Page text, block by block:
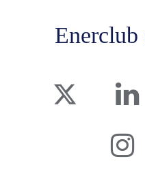
Enerclub